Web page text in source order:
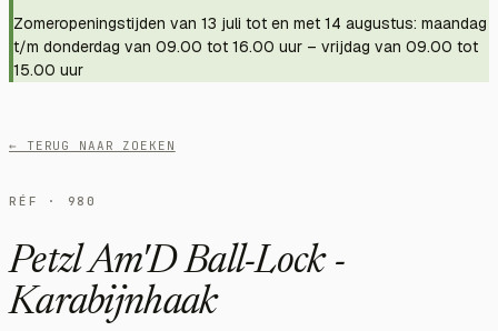
Zomeropeningstijden van 13 juli tot en met 14 augustus: maandag
t/m donderdag van 09.00 tot 16.00 uur – vrijdag van 09.00 tot
15.00 uur
← TERUG NAAR ZOEKEN
RÉF · 980
Petzl Am'D Ball-Lock -
Karabijnhaak